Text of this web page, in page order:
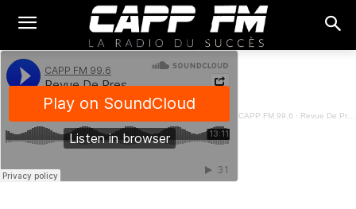
CAPP FM 99.6 · Revue De Presse Fon - 07 Mars 2024